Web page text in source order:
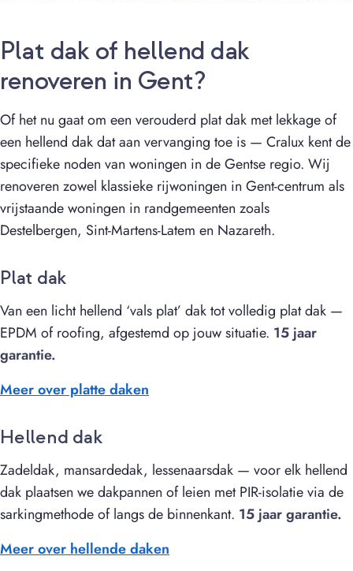
Plat dak of hellend dak
renoveren in Gent?
Of het nu gaat om een verouderd plat dak met lekkage of
een hellend dak dat aan vervanging toe is — Cralux kent de
specifieke noden van woningen in de Gentse regio. Wij
renoveren zowel klassieke rijwoningen in Gent-centrum als
vrijstaande woningen in randgemeenten zoals
Destelbergen, Sint-Martens-Latem en Nazareth.
Plat dak
Van een licht hellend ‘vals plat’ dak tot volledig plat dak —
EPDM of roofing, afgestemd op jouw situatie. 15 jaar
garantie.
Meer over platte daken
Hellend dak
Zadeldak, mansardedak, lessenaarsdak — voor elk hellend
dak plaatsen we dakpannen of leien met PIR-isolatie via de
sarkingmethode of langs de binnenkant. 15 jaar garantie.
Meer over hellende daken